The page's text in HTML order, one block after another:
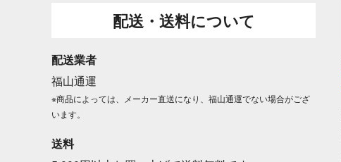
配送・送料について
配送業者
福山通運
※商品によっては、メーカー直送になり、福山通運でない場合がござ
います。
送料